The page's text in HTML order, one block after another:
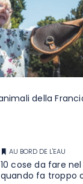
della
AU BORD DE L'EAU
10 cose da fare
quando fa troppo